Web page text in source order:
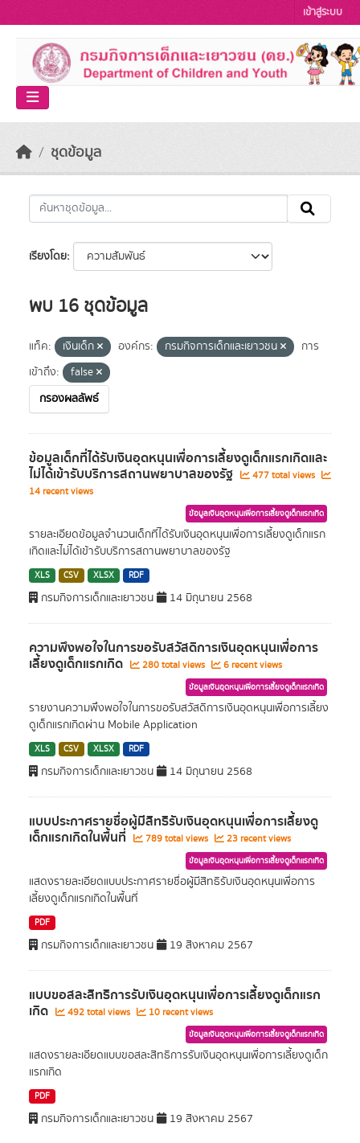
เข้าสู่ระบบ
ชุดข้อมูล
เรียงโดย
พบ 16 ชุดข้อมูล
แท็ค: เงินเด็ก องค์กร: กรมกิจการเด็กและเยาวชน
การ
เข้าถึง:
false
กรองผลลัพธ์
ข้อมูลเด็กที่ได้รับเงินอุดหนุนเพื่อการเลี้ยงดูเด็กแรกเกิดและ
ไม่ได้เข้ารับบริการสถานพยาบาลของรัฐ
477 total views
14 recent views
ข้อมูลเงินอุดหนุนเพื่อการเลี้ยงดูเด็กแรกเกิด
รายละเอียดข้อมูลจำนวนเด็กที่ได้รับเงินอุดหนุนเพื่อการเลี้ยงดูเด็กแรก
เกิดและไม่ได้เข้ารับบริการสถานพยาบาลของรัฐ
XLS CSV XLSX RDF
กรมกิจการเด็กและเยาวชน 14 มิถุนายน 2568
ความพึงพอใจในการขอรับสวัสดิการเงินอุดหนุนเพื่อการ
เลี้ยงดูเด็กแรกเกิด 280 total views 6 recent views
ข้อมูลเงินอุดหนุนเพื่อการเลี้ยงดูเด็กแรกเกิด
รายงานความพึงพอใจในการขอรับสวัสดิการเงินอุดหนุนเพื่อการเลี้ยง
ดูเด็กแรกเกิดผ่าน Mobile Application
XLS CSV XLSX RDF
กรมกิจการเด็กและเยาวชน 14 มิถุนายน 2568
แบบประกาศรายชื่อผู้มีสิทธิรับเงินอุดหนุนเพื่อการเลี้ยงดู
เด็กแรกเกิดในพื้นที่ 789 total views 23 recent views
ข้อมูลเงินอุดหนุนเพื่อการเลี้ยงดูเด็กแรกเกิด
แสดงรายละเอียดแบบประกาศรายชื่อผู้มีสิทธิรับเงินอุดหนุนเพื่อการ
เลี้ยงดูเด็กแรกเกิดในพื้นที่
PDF
กรมกิจการเด็กและเยาวชน 19 สิงหาคม 2567
แบบขอสละสิทธิการรับเงินอุดหนุนเพื่อการเลี้ยงดูเด็กแรก
เกิด 492 total views 10 recent views
ข้อมูลเงินอุดหนุนเพื่อการเลี้ยงดูเด็กแรกเกิด
แสดงรายละเอียดแบบขอสละสิทธิการรับเงินอุดหนุนเพื่อการเลี้ยงดูเด็ก
แรกเกิด
PDF
กรมกิจการเด็กและเยาวชน 19 สิงหาคม 2567